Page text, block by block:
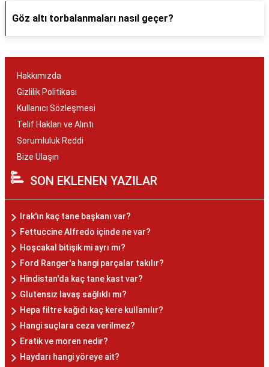
Göz altı torbalanmaları nasıl geçer?
Hakkımızda
Gizlilik Politikası
Kullanıcı Sözleşmesi
Telif Hakları ve Alıntı
Sorumluluk Reddi
Bize Ulaşın
SON EKLENEN YAZILAR
Irak'ın kaç tane başkanı var?
Fettuccine Alfredo içinde ne var?
Hoşcakal bitişik mi ayrı mı?
Ford Ranger'a hangi parçalar takılır?
Hindistan'da kaç tane kast var?
Glutensiz lavaş sağlıklı mı?
Hepa filtre kağıdı kaç kere kullanılır?
Hangi suçlara ceza verilmez?
Eratik ve moren nedir?
Haydarı hangi yöreye ait?